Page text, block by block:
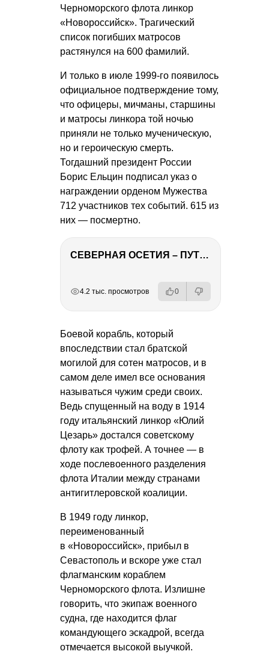
Черноморского флота линкор
«Новороссийск». Трагический
список погибших матросов
растянулся на 600 фамилий.
И только в июле 1999-го появилось
официальное подтверждение тому,
что офицеры, мичманы, старшины
и матросы линкора той ночью
приняли не только мученическую,
но и героическую смерть.
Тогдашний президент России
Борис Ельцин подписал указ о
награждении орденом Мужества
712 участников тех событий. 615 из
них — посмертно.
СЕВЕРНАЯ ОСЕТИЯ – ПУТЕШЕСТВИЕ НА КАВКАЗ часть 4
4.2 тыс. просмотров 0
Боевой корабль, который
впоследствии стал братской
могилой для сотен матросов, и в
самом деле имел все основания
называться чужим среди своих.
Ведь спущенный на воду в 1914
году итальянский линкор «Юлий
Цезарь» достался советскому
флоту как трофей. А точнее — в
ходе послевоенного разделения
флота Италии между странами
антигитлеровской коалиции.
В 1949 году линкор,
переименованный
в «Новороссийск», прибыл в
Севастополь и вскоре уже стал
флагманским кораблем
Черноморского флота. Излишне
говорить, что экипаж военного
судна, где находится флаг
командующего эскадрой, всегда
отмечается высокой выучкой.